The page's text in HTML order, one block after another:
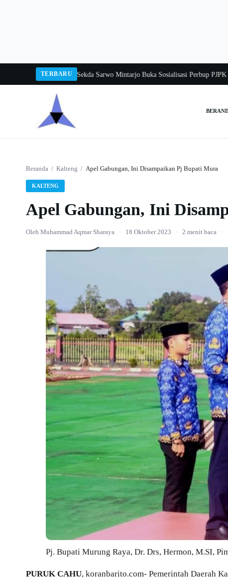
TERBARU
Balang 2026Pj Sekda Sarwo Mintarjo Buka Sosialisasi Perbup PJPK
Beranda / Kalteng / Apel Gabungan, Ini Disampaikan Pj Bupati Mura
KALTENG
Apel Gabungan, Ini
Oleh Muhammad Aqmar Sharaya · 18 Oktober 2023 · 2 menit baca ·
Pj. Bupati Murung Raya, Dr. Drs, Hermon, M.SI,
PURUK CAHU, koranbarito.com- Pemerintah Daerah